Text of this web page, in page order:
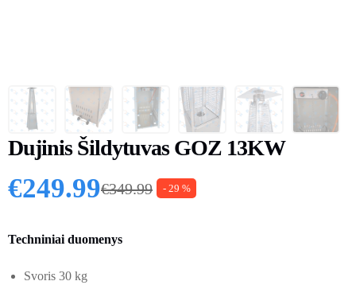
Dujinis Šildytuvas GOZ 13KW
€349.99
Original price was: €349.99.
€249.99
Current price is: €249.99.
- 29 %
Techniniai duomenys
Svoris 30 kg